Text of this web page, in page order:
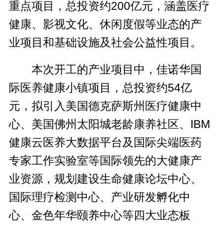
重点项目，总投资约200亿元，涵盖医疗
健康、影视文化、休闲度假等业态的产
业项目和基础设施及社会公益性项目。
本次开工的产业项目中，佳诺华国
际医养健康小镇项目，总投资约54亿
元，拟引入美国德克萨斯州医疗健康中
心、美国佛州太阳城老龄康养社区、IBM
健康云医养大数据平台及国际尖端医药
专家工作实验室等国际领先的大健康产
业资源，规划建设生命健康论坛中心、
国际理疗检测中心、产业研发孵化中
心、金色年华颐养中心等四大业态板